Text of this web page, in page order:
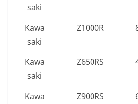
saki
Kawa
saki
Z1000R
Kawa
saki
Z650RS
Kawa
Z900RS